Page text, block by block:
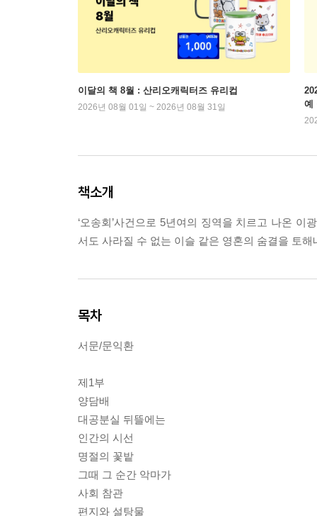
이달의 책 8월 : 산리오캐릭터즈 유리컵
2026년 08월 01일 ~ 2026년 08월 31일
예
책소개
‘오송회’사건으로 5년여의 징역을 치르고 나온
서도 사라질 수 없는 이슬 같은 영혼의 숨결을 토해
목차
서문/문익환
제1부
양담배
대공분실 뒤뜰에는
인간의 시선
명절의 꽃밭
그때 그 순간 악마가
사회 참관
편지와 설탕물